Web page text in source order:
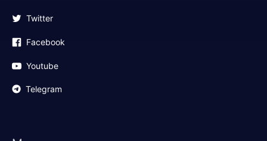
Twitter
Facebook
Youtube
Telegram